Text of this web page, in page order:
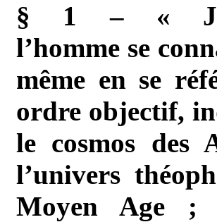
§ 1 – «
l’homme se
même en se
ordre objectif,
le cosmos des
l’univers
Moyen Age ;